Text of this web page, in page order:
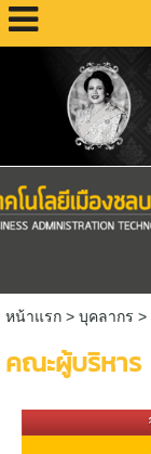
หน้าแรก> บุคลากร >
คณะผู้บริหาร